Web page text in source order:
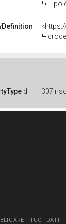
Tipo
di 307
I TUOI DATI